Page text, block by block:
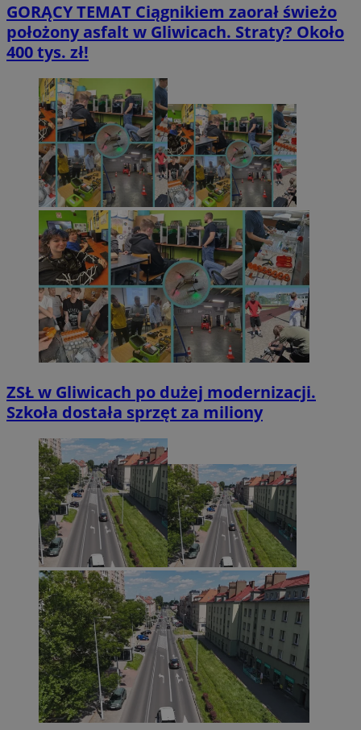
GORĄCY TEMAT Ciągnikiem zaorał świeżo
położony asfalt w Gliwicach. Straty? Około
400 tys. zł!
ZSŁ w Gliwicach po dużej modernizacji.
Szkoła dostała sprzęt za miliony